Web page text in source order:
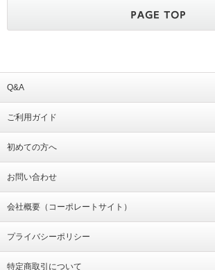
Q&A
ご利用ガイド
初めての方へ
お問い合わせ
会社概要（コーポレートサイト）
プライバシーポリシー
特定商取引について